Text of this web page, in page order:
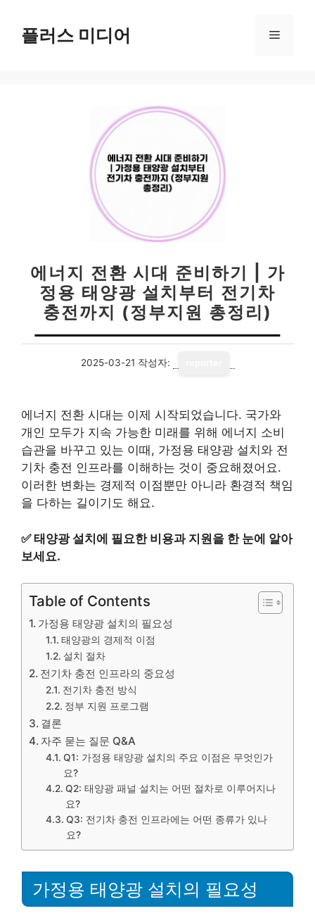
플러스 미디어 메
에너지 전환 시대 준비하기 | 가
정용 태양광 설치부터 전기차
충전까지 (정부지원 총정리)
2025-03-21 작성자:
에너지 전환 시대는 이제 시작되었습니다. 국가와
개인 모두가 지속 가능한 미래를 위해 에너지 소비
습관을 바꾸고 있는 이때, 가정용 태양광 설치와 전
기차 충전 인프라를 이해하는 것이 중요해졌어요.
이러한 변화는 경제적 이점뿐만 아니라 환경적 책임
을 다하는 길이기도 해요.
✅태양광 설치에 필요한 비용과 지원을 한 눈에 알아
보세요.
Table of Contents
가정용 태양광 설치의 필요성
태양광의 경제적 이점
설치 절차
전기차 충전 인프라의 중요성
전기차 충전 방식
정부 지원 프로그램
결론
자주 묻는 질문 Q&A
Q1: 가정용 태양광 설치의 주요 이점은 무엇인가
요?
Q2: 태양광 패널 설치는 어떤 절차로 이루어지나
요?
Q3: 전기차 충전 인프라에는 어떤 종류가 있나
요?
가정용 태양광 설치의 필요성